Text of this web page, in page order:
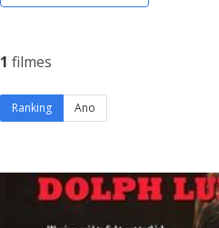
1 filmes
Ranking Ano